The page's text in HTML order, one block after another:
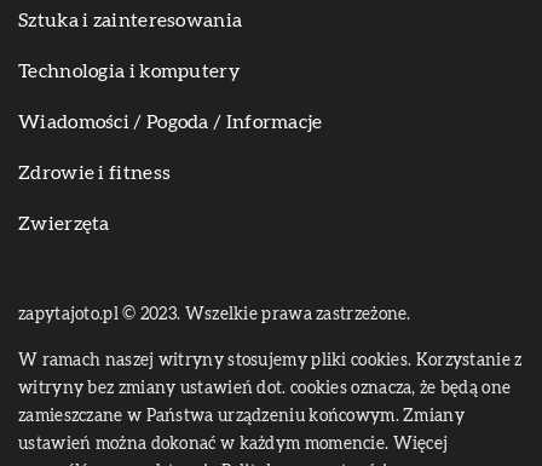
Sztuka i zainteresowania
Technologia i komputery
Wiadomości / Pogoda / Informacje
Zdrowie i fitness
Zwierzęta
zapytajoto.pl © 2023. Wszelkie prawa zastrzeżone.
W ramach naszej witryny stosujemy pliki cookies. Korzystanie z
witryny bez zmiany ustawień dot. cookies oznacza, że będą one
zamieszczane w Państwa urządzeniu końcowym. Zmiany
ustawień można dokonać w każdym momencie. Więcej